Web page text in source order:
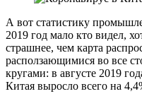
А вот статистику
2019 год мало кто видел,
страшнее, чем карта
расползающимися во все
кругами: в августе 2019
Китая выросло всего на